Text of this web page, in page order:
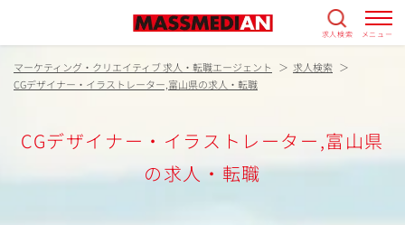
求人検索 メニュー
マーケティング・クリエイティブ 求人・転職エージェント
求人検索
CGデザイナー・イラストレーター,富山県の求人・転職
CGデザイナー・イラストレーター,富山県
の求人・転職